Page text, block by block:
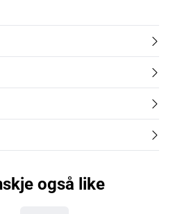
også like